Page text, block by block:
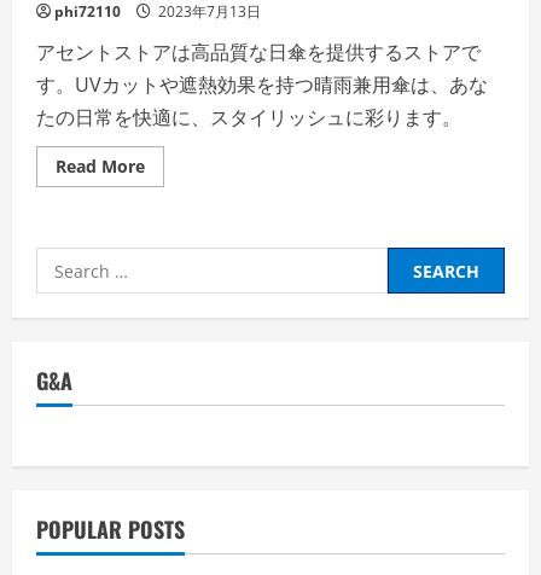
phi72110 2023年7月13日
アセントストアは高品質な日傘を提供するストアで
す。UVカットや遮熱効果を持つ晴雨兼用傘は、あな
たの日常を快適に、スタイリッシュに彩ります。
Read MoreRead
more
ン
ト
ア
い
悪
コ
ミ、
メ
Search
for:
G&A
POPULAR POSTS